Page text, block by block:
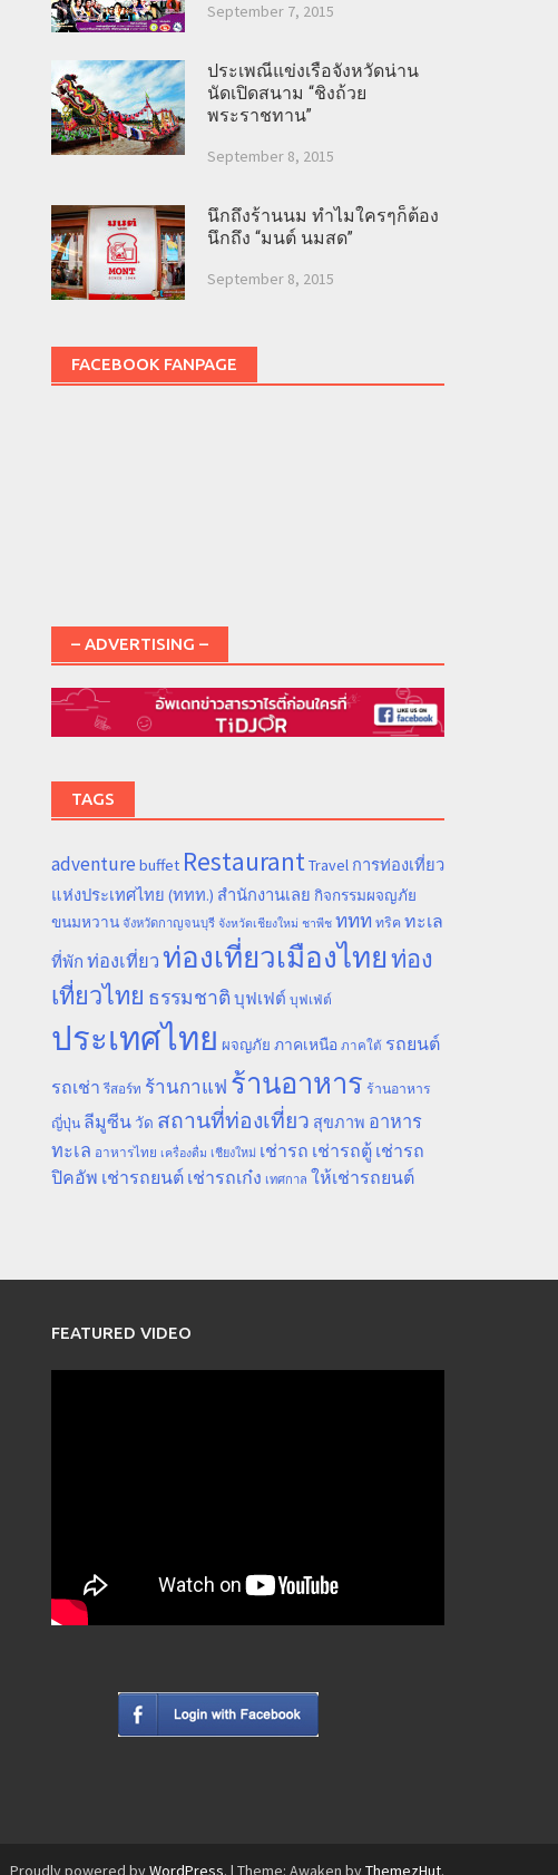
September 7, 2015
ประเพณีแข่งเรือจังหวัดน่าน
นัดเปิดสนาม “ชิงถ้วย
พระราชทาน”
September 8, 2015
นึกถึงร้านนม ทำไมใครๆก็ต้อง
นึกถึง “มนต์ นมสด”
September 8, 2015
FACEBOOK FANPAGE
– ADVERTISING –
TAGS
adventure buffet RestaurantTravel การท่องเที่ยว
แห่งประเทศไทย (ททท.) สำนักงานเลย กิจกรรมผจญภัย
ขนมหวาน จังหวัดกาญจนบุรี จังหวัดเชียงใหม่ ชาพีช ททท ทริค ทะเล
ที่พัก ท่องเที่ยวท่องเที่ยวเมืองไทยท่อง
เที่ยวไทย ธรรมชาติ บุฟเฟต์ บุฟเฟ่ต์
ประเทศไทย ผจญภัย ภาคเหนือ ภาคใต้ รถยนต์
รถเช่า รีสอร์ท ร้านกาแฟ ร้านอาหาร ร้านอาหาร
ญี่ปุ่น ลีมูซีน วัด สถานที่ท่องเที่ยว สุขภาพ อาหาร
ทะเล อาหารไทย เครื่องดื่ม เชียงใหม่ เช่ารถ เช่ารถตู้ เช่ารถ
ปิคอัพ เช่ารถยนต์ เช่ารถเก๋ง เทศกาล ให้เช่ารถยนต์
FEATURED VIDEO
Proudly powered byWordPress. | Theme: Awaken byThemezHut.